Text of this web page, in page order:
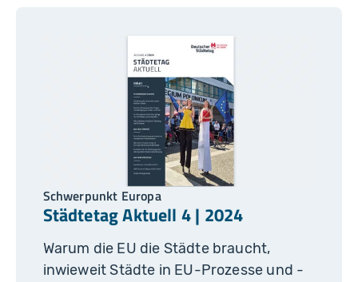
Schwerpunkt Europa
Städtetag Aktuell 4 | 2024
Warum die EU die Städte braucht,
inwieweit Städte in EU-Prozesse und -